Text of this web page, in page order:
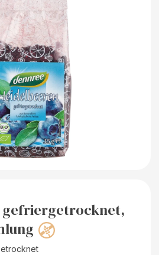
gefriergetrocknet,